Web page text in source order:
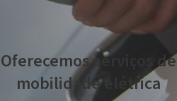
Oferecemos serviços de
mobilidade elétrica